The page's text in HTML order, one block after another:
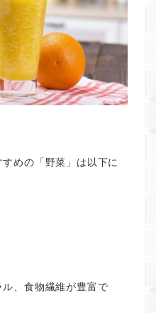
めの「野菜」は以下に
、食物繊維が豊富で